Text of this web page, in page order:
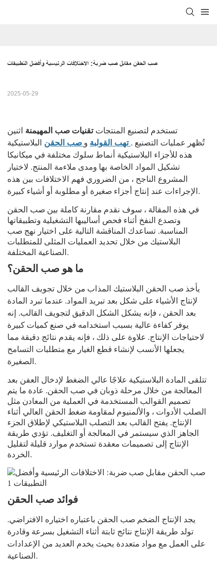
صب الحقن مقابل صب ضربة: الاختلافات الرئيسية وأفضل التطبيقات
2025-05-29
تستخدم لتصنيع المنتجات
. تُظهر عمليات التصنيع
هذه للأجزاء البلاستيكية أنماط سلوك مختلفة في ميكانيكا
تشكيل المواد الخاصة بها ومدى ملاءمة المنتج. لاختيار
المشروع الناجح ، من الضروري فهم الاختلافات بين هذه
الإجراءات عند إنتاج أجزاء صغيرة أو مطلوبة أو أشياء كبيرة.
في هذه المقالة ، سوف نقدم مقارنة كاملة بين صب الحقن
وتصدع النفخ أثناء فحص أساليبها التشغيلية وتطبيقاتها
المناسبة. تساعدك المناقشة التالية على اختيار نهج صب
البلاستيك من خلال تحديد العمليات المثلى للمتطلبات
الصناعية المختلفة.
ما هو صب الحقن؟
يأخذ صب الحقن البلاستيك المذاب من خلال تجويف القالب
لإنتاج الأشياء على شكل بعد تبريد المواد. عندما تبرد المادة
بعد الحقن ، فإنه يشكل الشكل الدقيق لتجويف القالب. إنه
يوفر كفاءة عالية بسبب استخدامه في صنع كميات كبيرة
لاحتياجات الإنتاج. علاوة على ذلك ، فإنه يقدم نتائج دقيقة مما
يجعلها الأنسب لإنشاء قطع الغيار مع متطلبات التسامح
الصغيرة.
تتلقى المادة البلاستيكية علاجًا عالي الضغط لإدخال العفن بعد
المعالجة من خلال مرحلة ذوبان في صب الحقن. عادة ما يتم
تصميم القوالب المستخدمة في العملية من المعادن مثل
الصلب الأدوات ، والألمنيوم لمقاومة ضغط الحقن العالي أثناء
الإنتاج. يفتح القالب بعد التصلب البلاستيكي لإطلاق الجزء
الجاهز الذي سيستمر في المعالجة أو التغليف. تؤدي طريقة
الإنتاج إلى تصميمات معقدة تستخدم موارد قليلة لتقليل
الخردة.
فوائد صب الحقن
يجد الإنتاج الضخم صب الحقن باعتباره اختياره الافتراضي.
تولد طريقة الإنتاج نتائج ثابتة أثناء التشغيل بسرعة وقادرة
على العمل مع مواد متعددة بحيث يخدم العديد من الإعدادات
الصناعية.